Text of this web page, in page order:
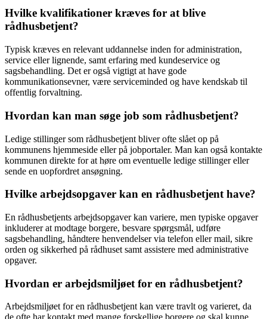
Hvilke kvalifikationer kræves for at blive
rådhusbetjent?
Typisk kræves en relevant uddannelse inden for administration,
service eller lignende, samt erfaring med kundeservice og
sagsbehandling. Det er også vigtigt at have gode
kommunikationsevner, være serviceminded og have kendskab til
offentlig forvaltning.
Hvordan kan man søge job som rådhusbetjent?
Ledige stillinger som rådhusbetjent bliver ofte slået op på
kommunens hjemmeside eller på jobportaler. Man kan også kontakte
kommunen direkte for at høre om eventuelle ledige stillinger eller
sende en uopfordret ansøgning.
Hvilke arbejdsopgaver kan en rådhusbetjent have?
En rådhusbetjents arbejdsopgaver kan variere, men typiske opgaver
inkluderer at modtage borgere, besvare spørgsmål, udføre
sagsbehandling, håndtere henvendelser via telefon eller mail, sikre
orden og sikkerhed på rådhuset samt assistere med administrative
opgaver.
Hvordan er arbejdsmiljøet for en rådhusbetjent?
Arbejdsmiljøet for en rådhusbetjent kan være travlt og varieret, da